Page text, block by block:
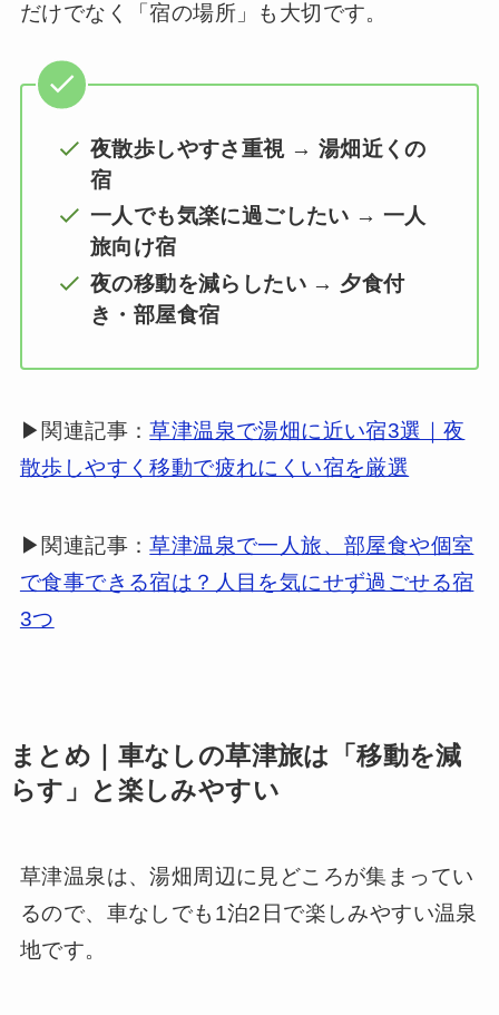
だけでなく「宿の場所」も大切です。
夜散歩しやすさ重視 → 湯畑近くの
宿
一人でも気楽に過ごしたい → 一人
旅向け宿
夜の移動を減らしたい → 夕食付
き・部屋食宿
▶関連記事：草津温泉で湯畑に近い宿3選｜夜
散歩しやすく移動で疲れにくい宿を厳選
▶関連記事：草津温泉で一人旅、部屋食や個室
で食事できる宿は？人目を気にせず過ごせる宿
3つ
まとめ｜車なしの草津旅は「移動を減
らす」と楽しみやすい
草津温泉は、湯畑周辺に見どころが集まってい
るので、車なしでも1泊2日で楽しみやすい温泉
地です。